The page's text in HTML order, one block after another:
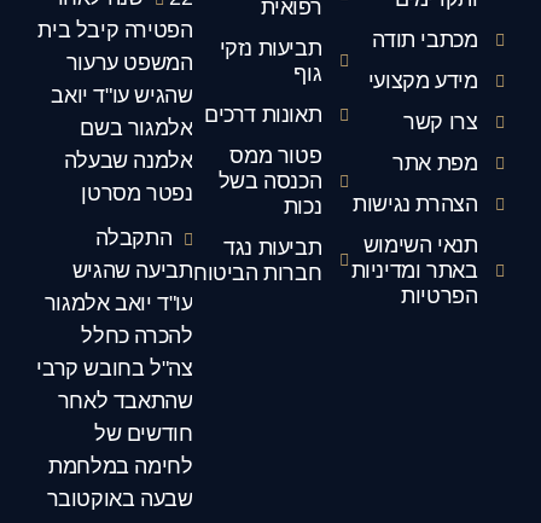
הפטירה קיבל בית
המשפט ערעור
שהגיש עו"ד יואב
אלמגור בשם
אלמנה שבעלה
נפטר מסרטן
התקבלה
תביעה שהגיש
עו"ד יואב אלמגור
להכרה כחלל
צה"ל בחובש קרבי
שהתאבד לאחר
חודשים של
לחימה במלחמת
שבעה באוקטובר
רפואית
תביעות נזקי
גוף
תאונות דרכים
פטור ממס
הכנסה בשל
נכות
תביעות נגד
חברות הביטוח
מכתבי תודה
מידע מקצועי
צרו קשר
מפת אתר
הצהרת נגישות
תנאי השימוש
באתר ומדיניות
הפרטיות